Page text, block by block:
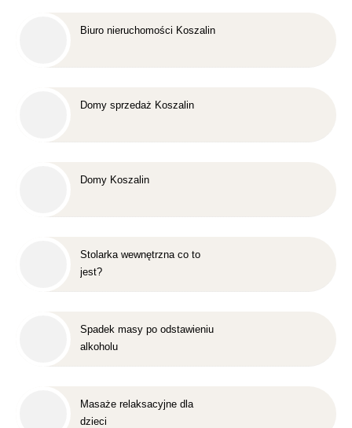
Biuro nieruchomości Koszalin
Domy sprzedaż Koszalin
Domy Koszalin
Stolarka wewnętrzna co to
jest?
Spadek masy po odstawieniu
alkoholu
Masaże relaksacyjne dla
dzieci